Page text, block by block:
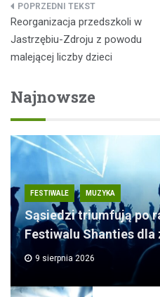
Nawigacja
wpisu
Reorganizacja przedszkoli w
Jastrzębiu-Zdroju z powodu
malejącej liczby dzieci
Najnowsze
FESTIWALE MUZYKA
Sąsiedzi triumfują po
Festiwalu Shanties dla
9 sierpnia 2026